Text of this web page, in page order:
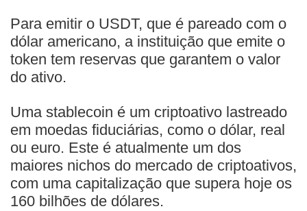
Para emitir o USDT, que é pareado com o
dólar americano, a instituição que emite o
token tem reservas que garantem o valor
do ativo.
Uma stablecoin é um criptoativo lastreado
em moedas fiduciárias, como o dólar, real
ou euro. Este é atualmente um dos
maiores nichos do mercado de criptoativos,
com uma capitalização que supera hoje os
160 bilhões de dólares.